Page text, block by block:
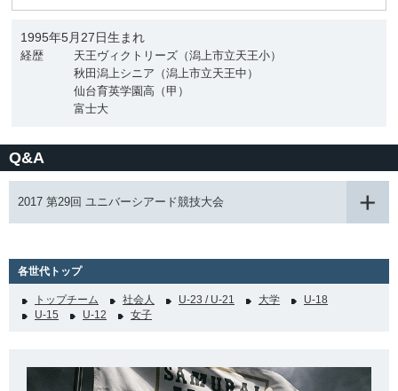
1995年5月27日生まれ
経歴
天王ヴィクトリーズ（潟上市立天王小）
秋田潟上シニア（潟上市立天王中）
仙台育英学園高（甲）
富士大
Q&A
2017 第29回 ユニバーシアード競技大会
各世代トップ
トップチーム 社会人 U-23 / U-21 大学
U-18
U-15
U-12 女子